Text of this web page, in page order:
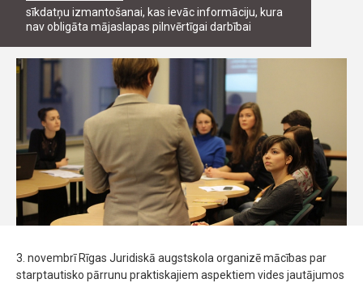
sīkdatņu izmantošanai, kas ievāc informāciju, kura
nav obligāta mājaslapas pilnvērtīgai darbībai
3. novembris, 2014
3. novembrī Rīgas Juridiskā augstskola organizē mācības par
starptautisko pārrunu praktiskajiem aspektiem vides jautājumos